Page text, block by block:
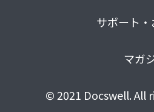
サポート
マガ
© 2021 Docswell. All